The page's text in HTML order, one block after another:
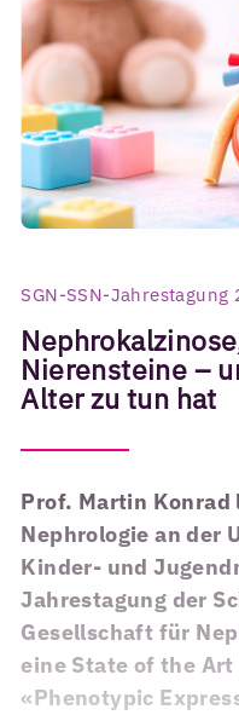
SGN-SSN-
Nierensteine –
Alter zu tun hat
Prof. Martin
Nephrologie an der
Kinder- und
Jahrestagung der
Gesellschaft für
eine State of the
«Phenotypic